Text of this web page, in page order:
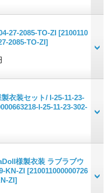
27-2085-TO-ZI [2100110
2085-TO-ZI]
衣装セット/ I-25-11-23-
I-25-11-23-302-
様製衣装 ラブラブウ
KN-ZI [210011000000726
ZI]